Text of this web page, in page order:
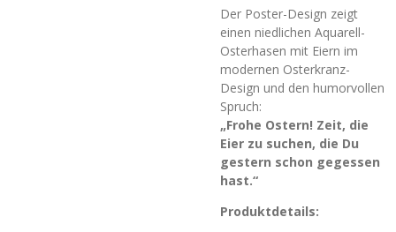
Der Poster-Design zeigt
einen niedlichen Aquarell-
Osterhasen mit Eiern im
modernen Osterkranz-
Design und den humorvollen
Spruch:
„Frohe Ostern! Zeit, die
Eier zu suchen, die Du
gestern schon gegessen
hast.“
Produktdetails: